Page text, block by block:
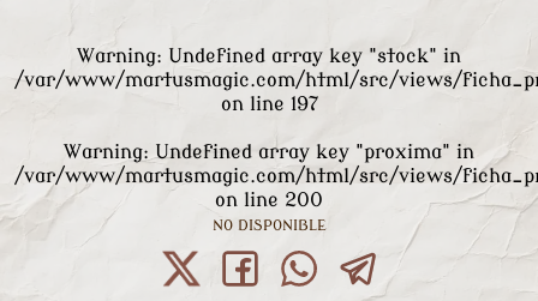
Warning: Undefined array key "stock" in
/var/www/martusmagic.com/html/src/views/
on line 197
Warning: Undefined array key "proxima" in
/var/www/martusmagic.com/html/src/views/
on line 200
NO DISPONIBLE